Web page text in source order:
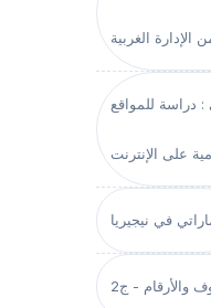
الإدارة الغربية
: دراسة للمواقع
على الإنترنت
في نيجيريا
والأرقام - ج2